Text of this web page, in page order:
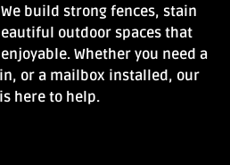
build strong fences, stain
outdoor spaces that
Whether you need a
or a mailbox installed, our
here to help.